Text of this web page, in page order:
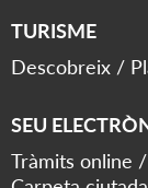
TURISME
Descobreix
SEU
Tràmits online